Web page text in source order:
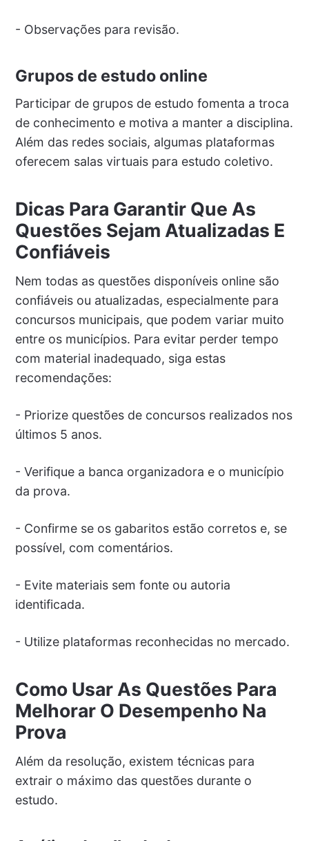
- Observações para revisão.
Grupos de estudo online
Participar de grupos de estudo fomenta a troca
de conhecimento e motiva a manter a disciplina.
Além das redes sociais, algumas plataformas
oferecem salas virtuais para estudo coletivo.
Dicas Para Garantir Que As
Questões Sejam Atualizadas E
Confiáveis
Nem todas as questões disponíveis online são
confiáveis ou atualizadas, especialmente para
concursos municipais, que podem variar muito
entre os municípios. Para evitar perder tempo
com material inadequado, siga estas
recomendações:
- Priorize questões de concursos realizados nos
últimos 5 anos.
- Verifique a banca organizadora e o município
da prova.
- Confirme se os gabaritos estão corretos e, se
possível, com comentários.
- Evite materiais sem fonte ou autoria
identificada.
- Utilize plataformas reconhecidas no mercado.
Como Usar As Questões Para
Melhorar O Desempenho Na
Prova
Além da resolução, existem técnicas para
extrair o máximo das questões durante o
estudo.